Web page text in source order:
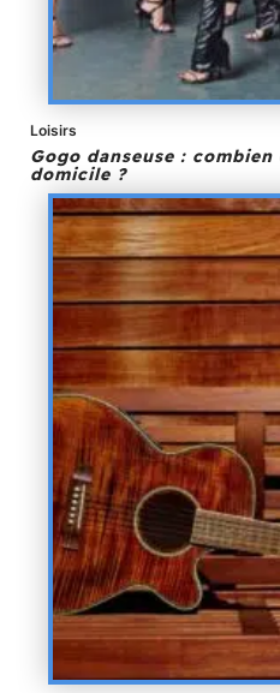
Loisirs
Gogo danseuse :
domicile ?